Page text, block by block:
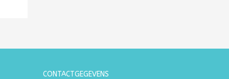
CONTACTGEGEVENS